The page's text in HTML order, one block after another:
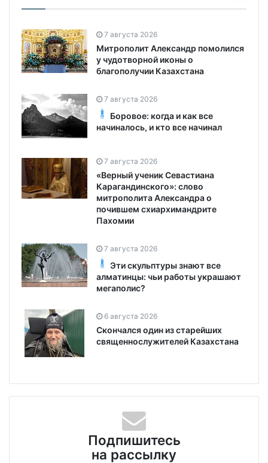
7 августа 2026
Митрополит Александр помолился
у чудотворной иконы о
благополучии Казахстана
7 августа 2026
Боровое: когда и как все
начиналось, и кто все начинал
7 августа 2026
«Верный ученик Севастиана
Карагандинского»: слово
митрополита Александра о
почившем схиархимандрите
Пахомии
7 августа 2026
Эти скульптуры знают все
алматинцы: чьи работы украшают
мегаполис?
6 августа 2026
Скончался один из старейших
священнослужителей Казахстана
Подпишитесь
на рассылку